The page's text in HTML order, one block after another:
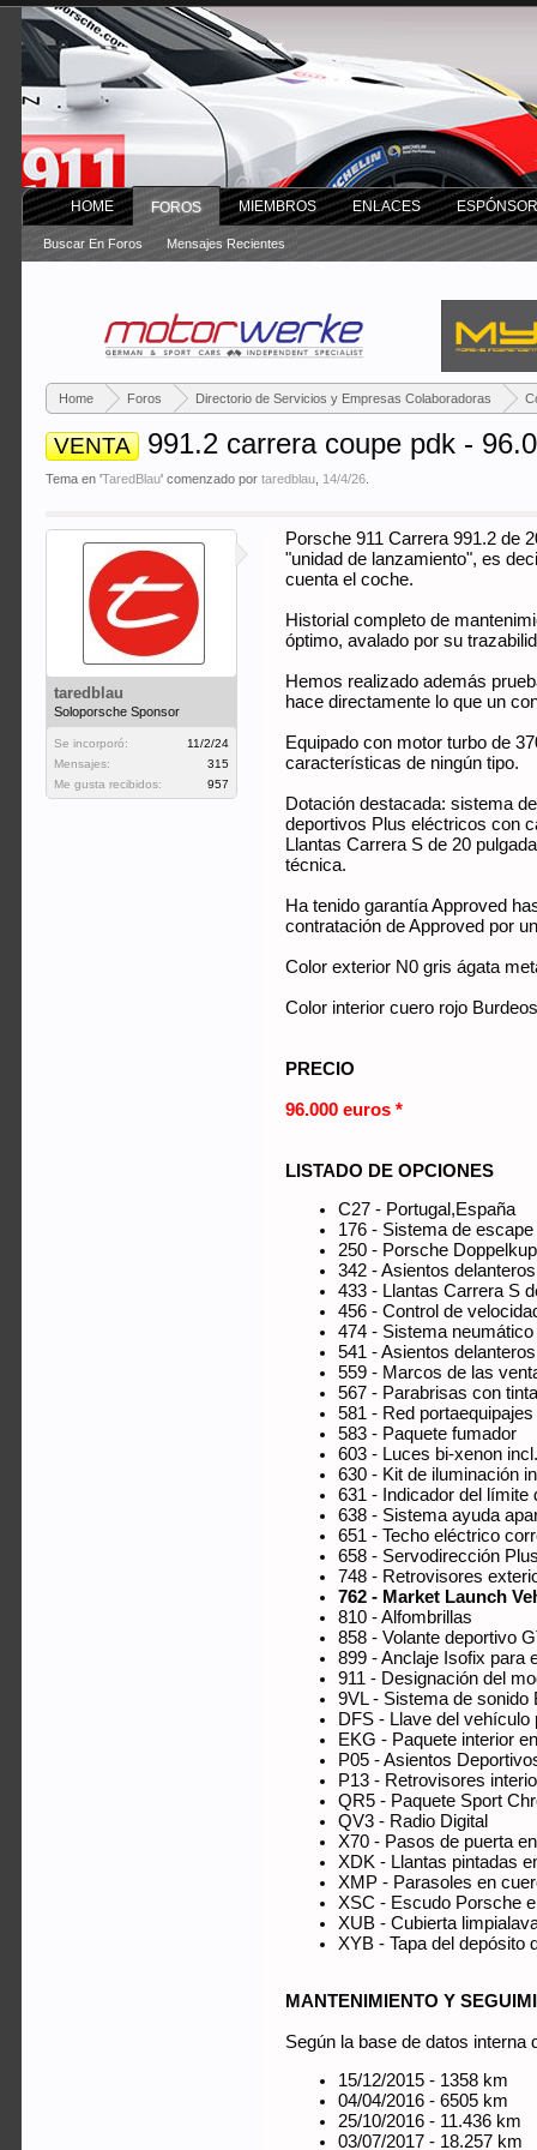
Home Foros Directorio de Servicios y Empresas Colaboradoras
VENTA 991.2 carrera coupe pdk -
Tema en 'TaredBlau' comenzado portaredblau 14/4/26
taredblau
Soloporsche Sponsor
Se incorporó:
11/2/24
Mensajes:
315
Me gusta recibidos:
957
Porsche 911 Carrera 991.2 de
"unidad de lanzamiento", es
cuenta el coche.
Historial completo de
óptimo, avalado por su
Hemos realizado además
hace directamente lo que un
Equipado con motor turbo de
características de ningún tipo.
Dotación destacada: sistema
deportivos Plus eléctricos con
Llantas Carrera S de 20
técnica.
Ha tenido garantía Approved
contratación de Approved por
Color exterior N0 gris ágata
Color interior cuero rojo
PRECIO
96.000 euros *
LISTADO DE OPCIONES
C27 - Portugal,España
176 - Sistema de
250 - Porsche
342 - Asientos
433 - Llantas Carrera S
456 - Control de
474 - Sistema
541 - Asientos
559 - Marcos de las
567 - Parabrisas con
581 - Red
583 - Paquete fumador
603 - Luces bi-xenon
630 - Kit de iluminación
631 - Indicador del límite
638 - Sistema ayuda
651 - Techo eléctrico
658 - Servodirección
748 - Retrovisores
762 - Market Launch
810 - Alfombrillas
858 - Volante deportivo
899 - Anclaje Isofix para
911 - Designación del
9VL - Sistema de
DFS - Llave del
EKG - Paquete interior
P05 - Asientos
P13 - Retrovisores
QR5 - Paquete Sport
QV3 - Radio Digital
X70 - Pasos de puerta
XDK - Llantas pintadas
XMP - Parasoles en
XSC - Escudo Porsche
XUB - Cubierta
XYB - Tapa del depósito
MANTENIMIENTO Y
Según la base de datos
15/12/2015 - 1358 km
04/04/2016 - 6505 km
25/10/2016 - 11.436 km
03/07/2017 - 18.257 km
HOME FOROS
Buscar En Foros Mensajes Recientes
MIEMBROS ENLACES